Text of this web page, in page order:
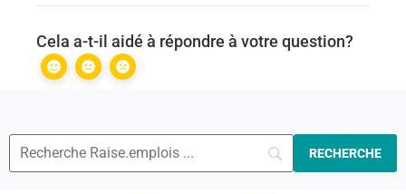
Cela a-t-il aidé à répondre à votre question?